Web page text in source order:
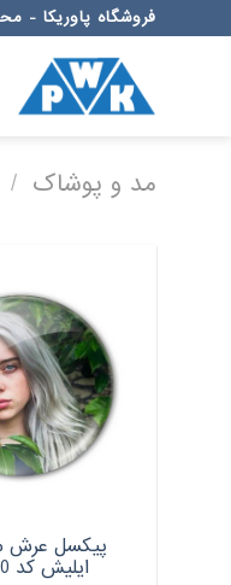
to
فروشگاه پاوریکا -
مد و پوشاک /
پیکسل عرش
ایلیش کد Asp410